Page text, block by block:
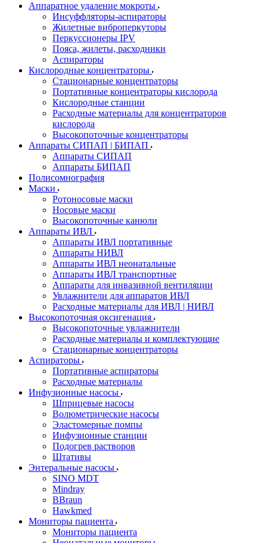
Аппаратное удаление мокроты
Инсуффляторы-аспираторы
Жилетные виброперкуторы
Перкуссионеры IPV
Пояса, жилеты, расходники
Аспираторы
Кислородные концентраторы
Стационарные концентраторы
Портативные концентраторы кислорода
Кислородные станции
Расходные материалы для концентраторов
кислорода
Высокопоточные концентраторы
Аппараты СИПАП | БИПАП
Аппараты СИПАП
Аппараты БИПАП
Полисомнография
Маски
Ротоносовые маски
Носовые маски
Высокопоточные канюли
Аппараты ИВЛ
Аппараты ИВЛ портативные
Аппараты НИВЛ
Аппараты ИВЛ неонатальные
Аппараты ИВЛ транспортные
Аппараты для инвазивной вентиляции
Увлажнители для аппаратов ИВЛ
Расходные материалы для ИВЛ | НИВЛ
Высокопоточная оксигенация
Высокопоточные увлажнители
Расходные материалы и комплектующие
Стационарные концентраторы
Аспираторы
Портативные аспираторы
Расходные материалы
Инфузионные насосы
Шприцевые насосы
Волюметрические насосы
Эластомерные помпы
Инфузионные станции
Подогрев растворов
Штативы
Энтеральные насосы
SINO MDT
Mindray
BBraun
Hawkmed
Мониторы пациента
Мониторы пациента